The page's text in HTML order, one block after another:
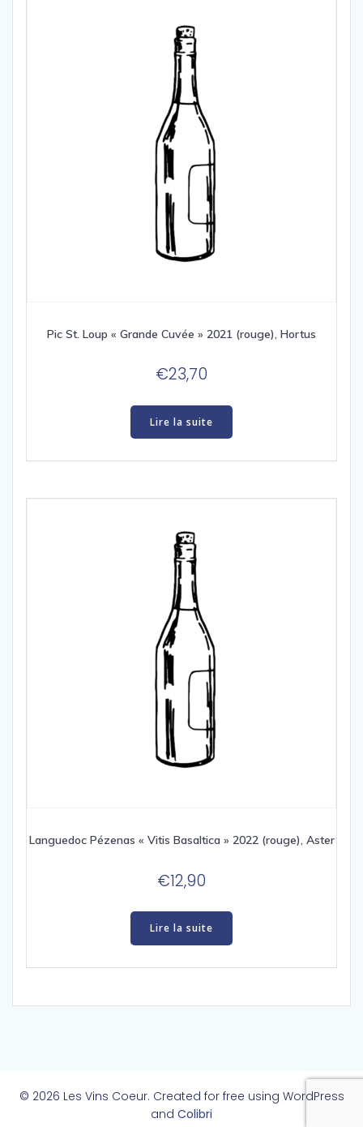
Pic St. Loup « Grande Cuvée » 2021 (rouge), Hortus
€23,70
Lire la suite
Languedoc Pézenas « Vitis Basaltica » 2022 (rouge), Aster
€12,90
Lire la suite
© 2026 Les Vins Coeur. Created for free using WordPress
and Colibri